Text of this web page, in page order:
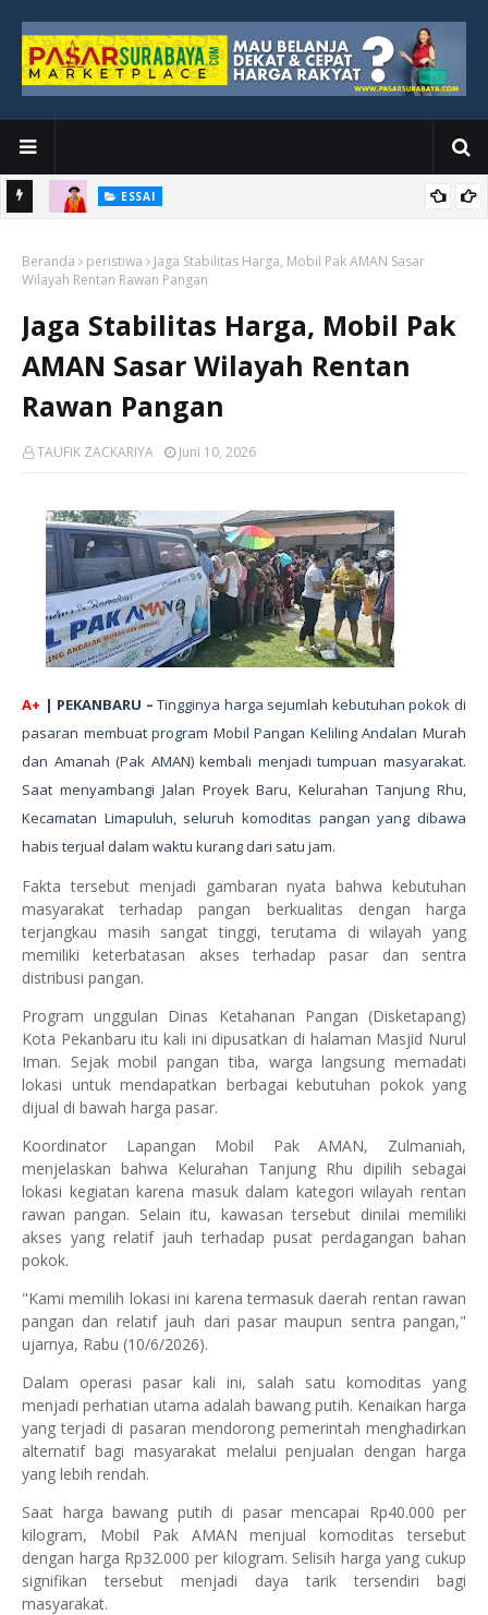
ESSAI
Tidak Berhenti di Panggung Wisuda
Beranda peristiwa
Jaga Stabilitas Harga, Mobil Pak AMAN Sasar
Wilayah Rentan Rawan Pangan
Jaga Stabilitas Harga, Mobil Pak
AMAN Sasar Wilayah Rentan
Rawan Pangan
TAUFIK ZACKARIYA Juni 10, 2026
A+ | PEKANBARU –Tingginya harga sejumlah kebutuhan pokok di
pasaran membuat program Mobil Pangan Keliling Andalan Murah
dan Amanah (Pak AMAN) kembali menjadi tumpuan masyarakat.
Saat menyambangi Jalan Proyek Baru, Kelurahan Tanjung Rhu,
Kecamatan Limapuluh, seluruh komoditas pangan yang dibawa
habis terjual dalam waktu kurang dari satu jam.
Fakta tersebut menjadi gambaran nyata bahwa kebutuhan
masyarakat terhadap pangan berkualitas dengan harga
terjangkau masih sangat tinggi, terutama di wilayah yang
memiliki keterbatasan akses terhadap pasar dan sentra
distribusi pangan.
Program unggulan Dinas Ketahanan Pangan (Disketapang)
Kota Pekanbaru itu kali ini dipusatkan di halaman Masjid Nurul
Iman. Sejak mobil pangan tiba, warga langsung memadati
lokasi untuk mendapatkan berbagai kebutuhan pokok yang
dijual di bawah harga pasar.
Koordinator Lapangan Mobil Pak AMAN, Zulmaniah,
menjelaskan bahwa Kelurahan Tanjung Rhu dipilih sebagai
lokasi kegiatan karena masuk dalam kategori wilayah rentan
rawan pangan. Selain itu, kawasan tersebut dinilai memiliki
akses yang relatif jauh terhadap pusat perdagangan bahan
pokok.
"Kami memilih lokasi ini karena termasuk daerah rentan rawan
pangan dan relatif jauh dari pasar maupun sentra pangan,"
ujarnya, Rabu (10/6/2026).
Dalam operasi pasar kali ini, salah satu komoditas yang
menjadi perhatian utama adalah bawang putih. Kenaikan harga
yang terjadi di pasaran mendorong pemerintah menghadirkan
alternatif bagi masyarakat melalui penjualan dengan harga
yang lebih rendah.
Saat harga bawang putih di pasar mencapai Rp40.000 per
kilogram, Mobil Pak AMAN menjual komoditas tersebut
dengan harga Rp32.000 per kilogram. Selisih harga yang cukup
signifikan tersebut menjadi daya tarik tersendiri bagi
masyarakat.